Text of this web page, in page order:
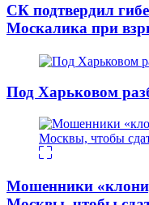
СК подтвердил
Москалика при
Под Харьковом
Мошенники